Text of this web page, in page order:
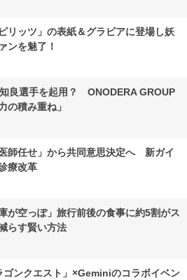
リッツ」の表紙＆グラビアに登場し妖
ンを魅了！
良選手を起用？ ONODERA GROUP
の積み重ね」
師任せ」から共同意思決定へ 新ガイ
療改革
が空っぽ」旅行前後の食事に約5割がス
らす賢い方法
ンクエスト」×Geminiのコラボイベン